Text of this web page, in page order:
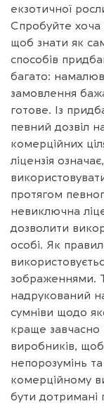
екзотичної
Спробуйте хоча
щоб знати як
способів
багато:
замовлення
готове. Із
певний дозвіл
комерційних
ліцензія
протягом
невиключна
дозволити
особі. Як
зображеннями.
надрукований
сумніви щодо
краще завчасно
виробників,
непорозумінь
комерційному
бути дотримані